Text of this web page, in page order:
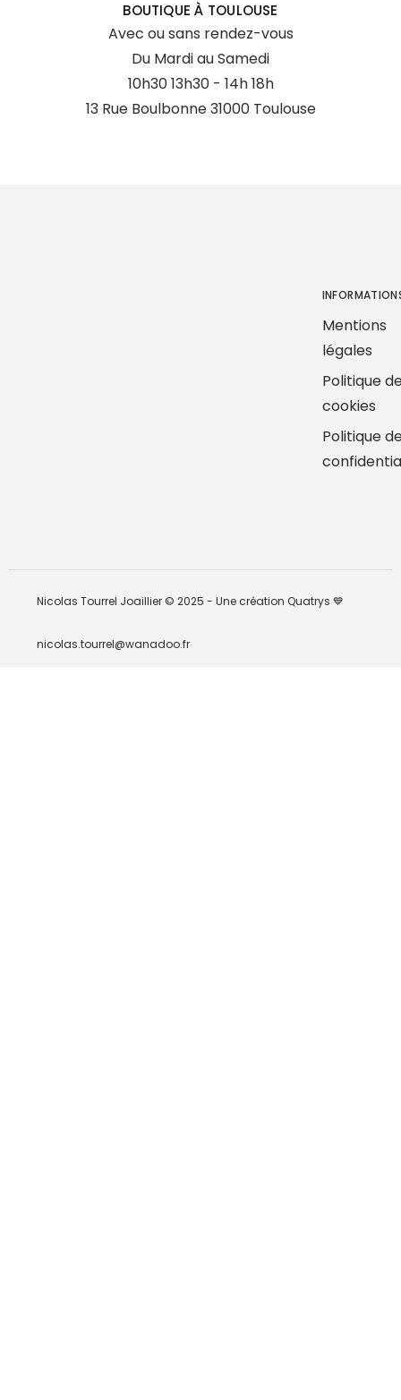
BOUTIQUE À TOULOUSE
Avec ou sans rendez-vous
Du Mardi au Samedi
10h30 13h30 - 14h 18h
13 Rue Boulbonne 31000 Toulouse
Mentions
légales
Politique
cookies
Politique
Nicolas Tourrel Joaillier © 2025 - Une création Quatrys 💙
nicolas.tourrel@wanadoo.fr